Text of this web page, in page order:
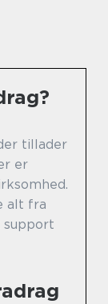
tillader
er
alt fra